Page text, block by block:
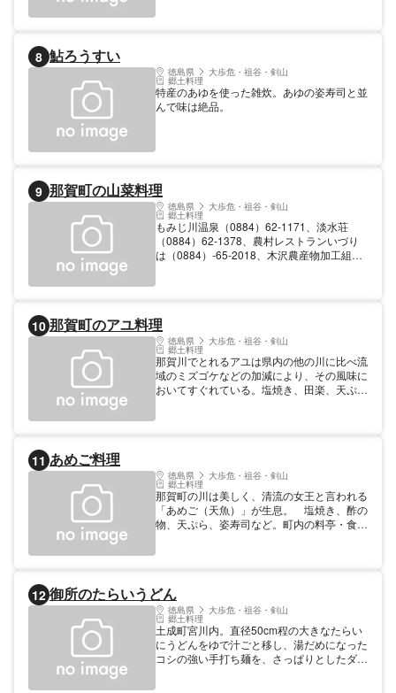
8 鮎ろうすい
徳島県 大歩危・祖谷・剣山
郷土料理
特産のあゆを使った雑炊。あゆの姿寿司と並
んで味は絶品。
9 那賀町の山菜料理
徳島県 大歩危・祖谷・剣山
郷土料理
もみじ川温泉（0884）62-1171、淡水荘
（0884）62-1378、農村レストランいづり
は（0884）-65-2018、木沢農産物加工組合
10 那賀町のアユ料理
徳島県 大歩危・祖谷・剣山
郷土料理
那賀川でとれるアユは県内の他の川に比べ流
域のミズゴケなどの加減により、その風味に
おいてすぐれている。塩焼き、田楽、天ぷ
11 あめご料理
徳島県 大歩危・祖谷・剣山
郷土料理
那賀町の川は美しく、清流の女王と言われる
「あめご（天魚）」が生息。 塩焼き、酢の
物、天ぷら、姿寿司など。町内の料亭・食堂
12 御所のたらいうどん
徳島県 大歩危・祖谷・剣山
郷土料理
土成町宮川内。直径50cm程の大きなたらい
にうどんをゆで汁ごと移し、湯だめになった
コシの強い手打ち麺を、さっぱりとしたダシ